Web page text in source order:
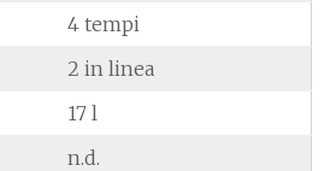
4 tempi
2 in linea
17 l
n.d.